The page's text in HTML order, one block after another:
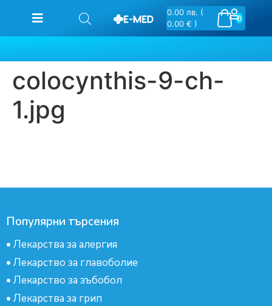
0
0.00 лв. (
0.00 € )
colocynthis-9-ch-
1.jpg
Популярни търсения
• Лекарства за алергия
• Лекарство за главоболие
• Лекарство за зъбобол
• Лекарства за грип